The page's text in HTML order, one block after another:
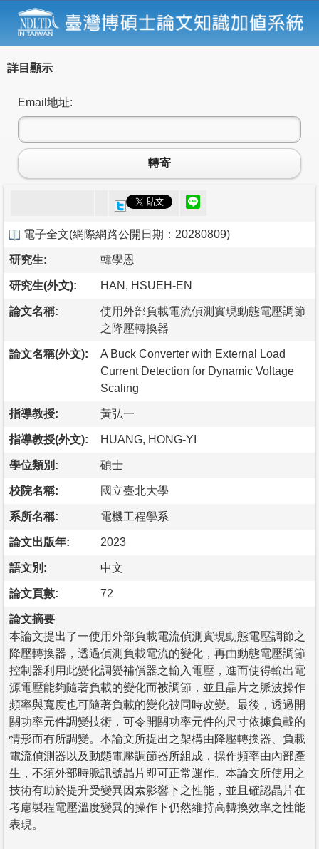
詳目顯示
Email地址:
轉寄
電子全文(網際網路公開日期：20280809)
研究生: 韓學恩
研究生(外文): HAN, HSUEH-EN
論文名稱:
使用外部負載電流偵測實現動態電壓調節
之降壓轉換器
論文名稱(外文):
A Buck Converter with External Load
Current Detection for Dynamic Voltage
Scaling
指導教授: 黃弘一
指導教授(外文): HUANG, HONG-YI
學位類別: 碩士
校院名稱: 國立臺北大學
系所名稱: 電機工程學系
論文出版年: 2023
語文別: 中文
論文頁數: 72
論文摘要
本論文提出了一使用外部負載電流偵測實現動態電壓調節之
降壓轉換器，透過偵測負載電流的變化，再由動態電壓調節
控制器利用此變化調變補償器之輸入電壓，進而使得輸出電
源電壓能夠隨著負載的變化而被調節，並且晶片之脈波操作
頻率與寬度也可隨著負載的變化被同時改變。最後，透過開
關功率元件調變技術，可令開關功率元件的尺寸依據負載的
情形而有所調變。本論文所提出之架構由降壓轉換器、負載
電流偵測器以及動態電壓調節器所組成，操作頻率由內部產
生，不須外部時脈訊號晶片即可正常運作。本論文所使用之
技術有助於提升受變異因素影響下之性能，並且確認晶片在
考慮製程電壓溫度變異的操作下仍然維持高轉換效率之性能
表現。